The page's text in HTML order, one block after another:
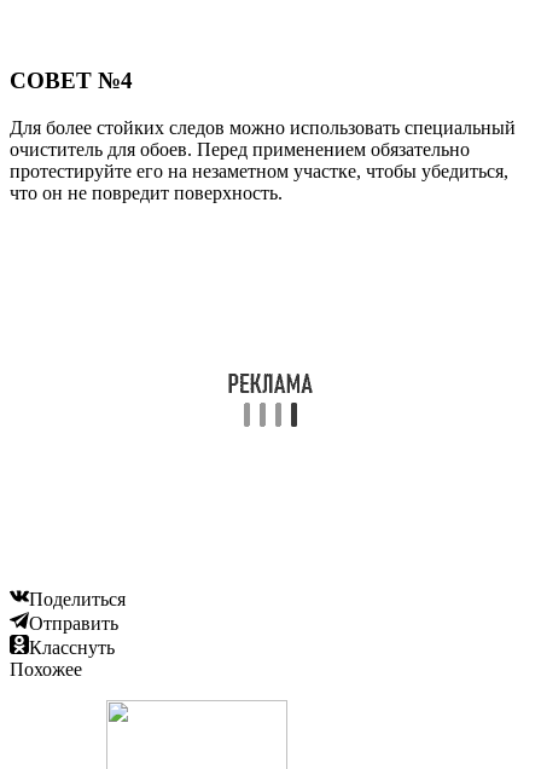
СОВЕТ №4
Для более стойких следов можно использовать специальный
очиститель для обоев. Перед применением обязательно
протестируйте его на незаметном участке, чтобы убедиться,
что он не повредит поверхность.
Поделиться
Отправить
Класснуть
Похожее